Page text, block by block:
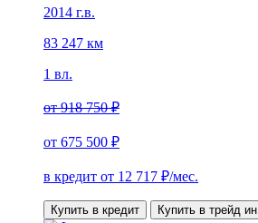
2014 г.в.
83 247 км
1 вл.
от918 750 ₽
от 675 500 ₽
в кредит от 12 717 ₽/мес.
Купить в кредит Купить в трейд ин